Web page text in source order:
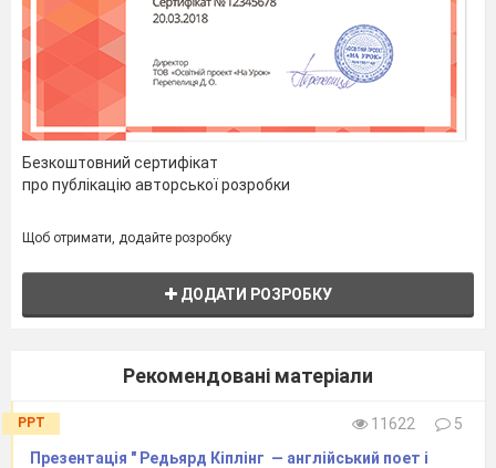
Безкоштовний сертифікат
про публікацію авторської розробки
Щоб отримати, додайте розробку
ДОДАТИ РОЗРОБКУ
Рекомендовані матеріали
PPT 11622
5
Презентація " Редьярд Кіплінг — англійський поет і